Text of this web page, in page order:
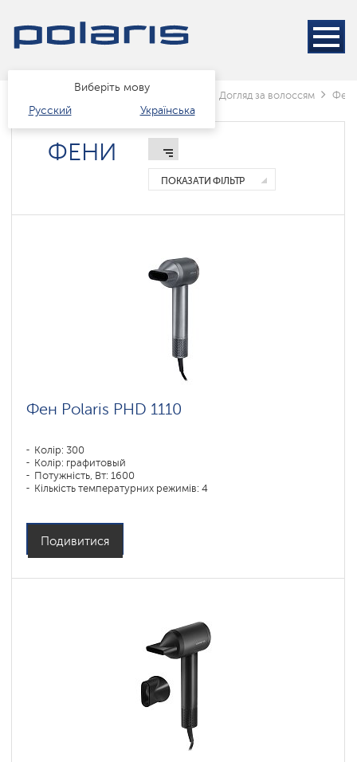
Виберіть мову
Русский
Українська
Каталог краса і здоров'я Догляд за волоссям
ФЕНИ
ПОКАЗАТИ ФІЛЬТР
Фен Polaris PHD 1110
Колір: 300
Колір: графитовый
Потужність, Вт: 1600
Кількість температурних режимів: 4
Подивитися
Фени
складные